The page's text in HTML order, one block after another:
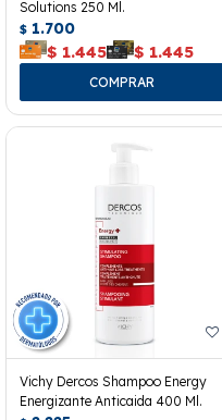
Solutions 250 Ml.
$ 1.700
$ 1.445 $ 1.445
Vichy Dercos Shampoo Energy
Energizante Anticaida 400 Ml.